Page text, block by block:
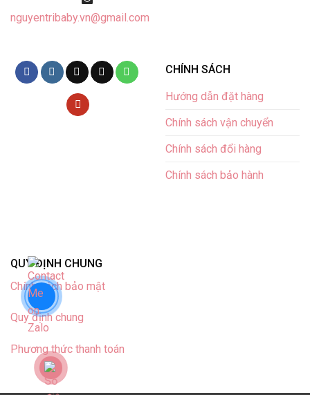
nguyentribaby.vn@gmail.com
CHÍNH SÁCH
Hướng dẫn đặt hàng
Chính sách vận chuyển
Chính sách đổi hàng
Chính sách bảo hành
QUY ĐỊNH CHUNG
Chính sách bảo mật
Quy định chung
Phương thức thanh toán